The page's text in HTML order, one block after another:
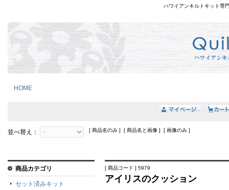
ハワイアンキルトキット専
HOME
並べ替え： [ 商品名のみ ] [ 商品名と画像 ] [ 画像のみ ]
[ 商品コード ] 5979
アイリスのクッション
商品カテゴリ
セット済みキット